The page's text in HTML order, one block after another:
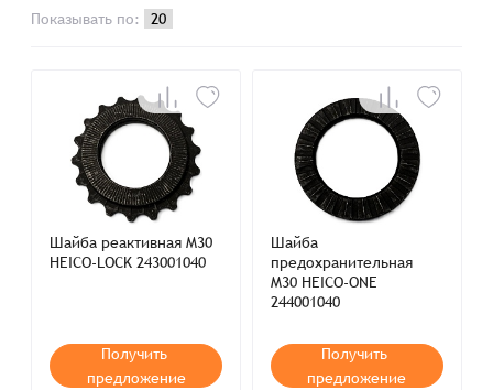
Показывать по:
Шайба реактивная M30
HEICO-LOCK 243001040
Получить
предложение
Шайба
предохранительная
M30 HEICO-ONE
244001040
Получить
предложение